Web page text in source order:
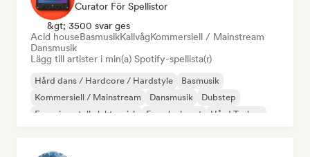
Curator För Spellistor
&gt; 3500 svar ges
Acid houseBasmusikKallvågKommersiell / Mainstream
Dansmusik
Lägg till artister i min(a) Spotify-spellista(r)
Hård dans / Hardcore / Hardstyle
Basmusik
Kommersiell / Mainstream
Dansmusik
Dubstep
Experimentell elektronisk
Franska huset Hård Techno